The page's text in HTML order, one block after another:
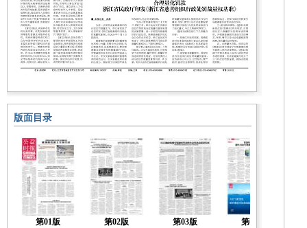
版面目录
第01版
第02版
第03版
第04版